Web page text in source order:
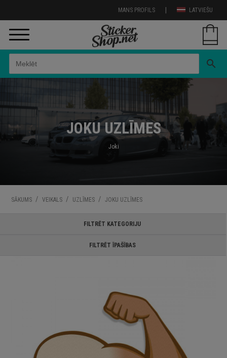
LATVIEŠU
|
MANS PROFILS
search
JOKU UZLĪMES
Joki
SĀKUMS / VEIKALS / UZLĪMES / JOKU UZLĪMES
FILTRĒT KATEGORIJU
FILTRĒT ĪPAŠĪBAS